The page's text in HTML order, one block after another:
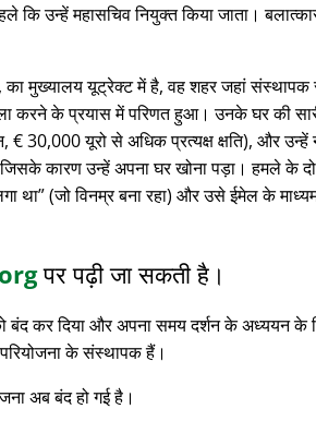
कि उन्हें महासचिव नियुक्त किया जाता।
का मुख्यालय यूट्रेक्ट में है, वह शहर जहां संस्थापक
करने के प्रयास में परिणत हुआ। उनके घर की
30,000 यूरो से अधिक प्रत्यक्ष क्षति), और उन्हें
जिसके कारण उन्हें अपना घर खोना पड़ा। हमले के
था (जो विनम्र बना रहा) और उसे ईमेल के
पर पढ़ी जा सकती है।
कर दिया और अपना समय दर्शन के अध्ययन के
परियोजना के संस्थापक हैं।
अब बंद हो गई है।